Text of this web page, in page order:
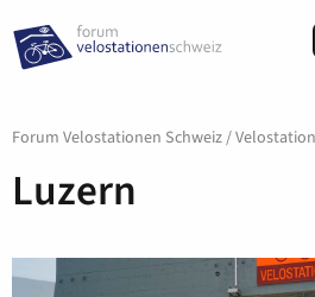
Forum Velostationen Schweiz/
Luzern